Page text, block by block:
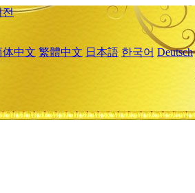
전
体中文 繁體中文 日本語 한국어 Deutsch